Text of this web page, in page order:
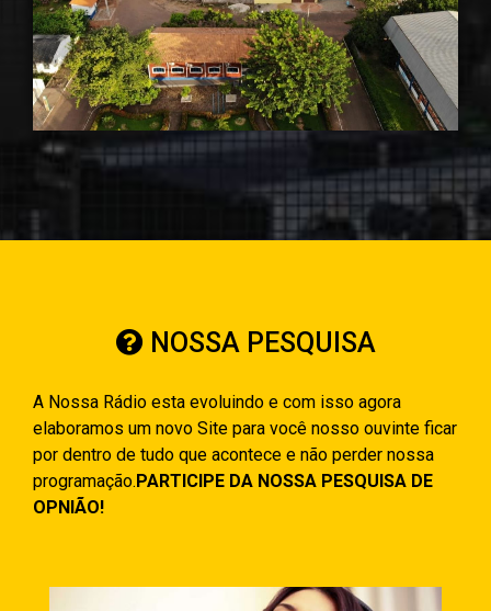
NOSSA PESQUISA
A Nossa Rádio esta evoluindo e com isso agora
elaboramos um novo Site para você nosso ouvinte ficar
por dentro de tudo que acontece e não perder nossa
programação.PARTICIPE DA NOSSA PESQUISA DE
OPNIÃO!